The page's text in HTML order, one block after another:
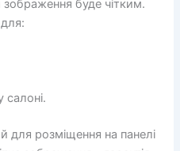
буде чітким.
салоні.
для розміщення на панелі